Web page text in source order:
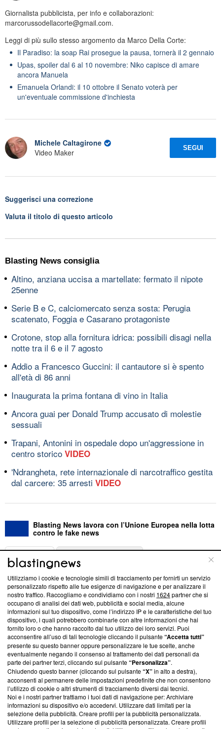
Giornalista pubblicista, per info e collaborazioni:
marcorussodellacorte@gmail.com.
Leggi di più sullo stesso argomento da Marco Della Corte:
Il Paradiso: la soap Rai prosegue la pausa, tornerà il 2 gennaio
Upas, spoiler dal 6 al 10 novembre: Niko capisce di amare
ancora Manuela
Emanuela Orlandi: il 10 ottobre il Senato voterà per
un'eventuale commissione d'inchiesta
Michele Caltagirone
Video Maker
SEGUI
Suggerisci una correzione
Valuta il titolo di questo articolo
Blasting News consiglia
Altino, anziana uccisa a martellate: fermato il nipote
25enne
Serie B e C, calciomercato senza sosta: Perugia
scatenato, Foggia e Casarano protagoniste
Crotone, stop alla fornitura idrica: possibili disagi nella
notte tra il 6 e il 7 agosto
Addio a Francesco Guccini: il cantautore si è spento
all'età di 86 anni
Inaugurata la prima fontana di vino in Italia
Ancora guai per Donald Trump accusato di molestie
sessuali
Trapani, Antonini in ospedale dopo un'aggressione in
centro storico VIDEO
'Ndrangheta, rete internazionale di narcotraffico gestita
dal carcere: 35 arresti VIDEO
Blasting News lavora con l’Unione Europea nella lotta
contro le fake news
ABOUT
Questa sezione offre informazioni trasparenti su Blasting
News, sui nostri processi editoriali e su come ci impegniamo a
creare news di qualità. Inoltre, afferma la nostra aderenza a
‘Trust Project - News with Integrity’Blasting News non è
ancora membro del programma, ma ha richiesto di farne
parte; Trust Project non ha ancora effettuato una verifica di
conformità agli standard.
Su di noi
Team editoriale
Corporate
Redazione
Utilizziamo i cookie e tecnologie simili di tracciamento per fornirti un servizio
personalizzato rispetto alle tue esigenze di navigazione e per analizzare il
nostro traffico. Raccogliamo e condividiamo con i nostri 1624partner che si
occupano di analisi dei dati web, pubblicità e social media, alcune
informazioni sul tuo dispositivo, come l’indirizzo IP e le caratteristiche del tuo
dispositivo, i quali potrebbero combinarle con altre informazioni che hai
fornito loro o che hanno raccolto dal tuo utilizzo dei loro servizi. Puoi
acconsentire all’uso di tali tecnologie cliccando il pulsante“Accetta tutti”
presente su questo banner oppure personalizzare le tue scelte, anche
eventualmente negando il consenso al trattamento dei dati personali da
parte dei partner terzi, cliccando sul pulsante“Personalizza”.
Chiudendo questo banner (cliccando sul pulsante“X”in alto a destra),
acconsenti al permanere delle impostazioni predefinite che non consentono
l’utilizzo di cookie o altri strumenti di tracciamento diversi dai tecnici.
Noi e i nostri partner trattiamo i tuoi dati di navigazione per: Archiviare
informazioni su dispositivo e/o accedervi. Utilizzare dati limitati per la
selezione della pubblicità. Creare profili per la pubblicità personalizzata.
Utilizzare profili per la selezione di pubblicità personalizzata. Creare profili